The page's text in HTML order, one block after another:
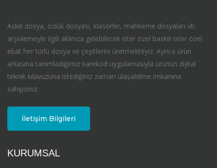
Askılı dosya, özlük dosyası, klasörler, mahkeme dosyaları vb.
arşivlemeyle ilgili aklınıza gelebilecek ister özel baskılı ister özel
ebat her türlü dosya ve çeşitlerini üretmekteyiz. Ayrıca ürün
arkasına tanımladığımız karekod uygulamasıyla ürünün dijital
teknik kılavuzuna istediğiniz zaman ulaşabilme imkanına
sahipsiniz.
İletişim Bilgileri
KURUMSAL